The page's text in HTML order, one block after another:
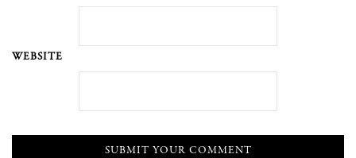
WEBSITE